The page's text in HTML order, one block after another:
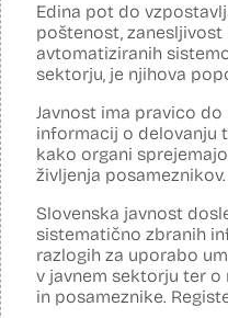
Analiza učinka na osebne
Posodobljeno: 3. december 2024
Sistem avtomatizirano zbira,
evidence potnikov iz sistema
avtomatiziranem preverjanju
Record) in API (Advanced
v evidencah policije, SIS in
ni zadetka" z navedbo sklopa
ter navedbo, ali se ujemanje
podatke o potovalnem
podatke, na podlagi katerih je
podatki in ocenjevalnimi merili.
Ocenjevalna merila so
čemer se oblikujejo indikatorji
Edina pot do
poštenost,
avtomatiziranih
sektorju, je njihova
Javnost ima pravico
informacij o delovanju
kako organi
življenja posameznikov.
Slovenska javnost
sistematično zbranih
razlogih za uporabo
v javnem sektorju ter o
in posameznike.